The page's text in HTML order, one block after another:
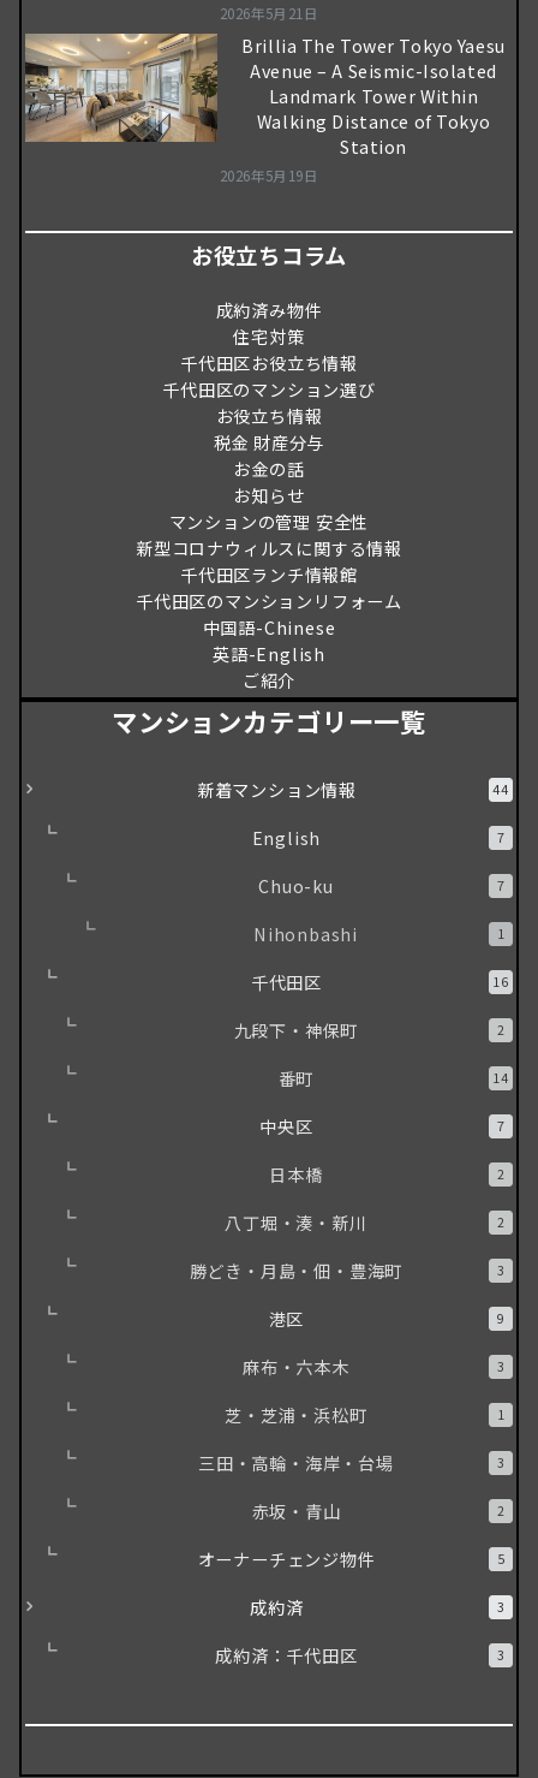
2026年5月21日
Brillia The Tower Tokyo Yaesu
Avenue – A Seismic-Isolated
Landmark Tower Within
Walking Distance of Tokyo
Station
2026年5月19日
お役立ちコラム
成約済み物件
住宅対策
千代田区お役立ち情報
千代田区のマンション選び
お役立ち情報
税金 財産分与
お金の話
お知らせ
マンションの管理 安全性
新型コロナウィルスに関する情報
千代田区ランチ情報館
千代田区のマンションリフォーム
中国語-Chinese
英語-English
ご紹介
マンションカテゴリー一覧
新着マンション情報 44
English 7
Chuo-ku 7
Nihonbashi 1
千代田区 16
九段下・神保町 2
番町 14
中央区 7
日本橋 2
八丁堀・湊・新川 2
勝どき・月島・佃・豊海町 3
港区 9
麻布・六本木 3
芝・芝浦・浜松町 1
三田・高輪・海岸・台場 3
赤坂・青山 2
オーナーチェンジ物件 5
成約済 3
成約済：千代田区 3